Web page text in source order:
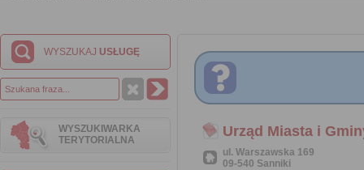
WYSZUKAJ USŁUGĘ
WYSZUKIWARKA
TERYTORIALNA
Urząd Miasta i
ul. Warszawska 169
09-540 Sanniki